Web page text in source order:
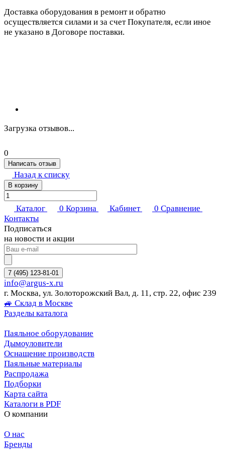
Доставка оборудования в ремонт и обратно
осуществляется силами и за счет Покупателя, если иное
не указано в Договоре поставки.
Загрузка отзывов...
0
Написать отзыв
Назад к списку
В корзину
Каталог 0 Корзина Кабинет 0 Сравнение
Контакты
Подписаться
на новости и акции
7 (495) 123-81-01
info@argus-x.ru
г. Москва, ул. Золоторожский Вал, д. 11, стр. 22, офис 239
🚙 Склад в Москве
Разделы каталога
Паяльное оборудование
Дымоуловители
Оснащение производств
Паяльные материалы
Распродажа
Подборки
Карта сайта
Каталоги в PDF
О компании
О нас
Бренды